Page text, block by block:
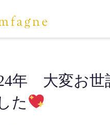
年 大変お世
た